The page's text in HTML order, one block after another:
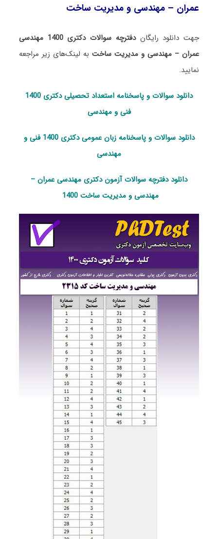
عمران – مهندسی و مدیریت ساخت
جهت دانلود رایگان
دفترچه سوالات دکتری 1400 مهندسی
عمران – مهندسی و مدیریت ساخت به لینک‌های زیر مراجعه
نمایید.
دانلود سوالات و پاسخنامه استعداد تحصیلی دکتری 1400
فنی و مهندسی
دانلود سوالات و پاسخنامه زبان عمومی دکتری 1400 فنی و
مهندسی
دانلود دفترچه سوالات آزمون دکتری مهندسی عمران –
مهندسی و مدیریت ساخت 1400